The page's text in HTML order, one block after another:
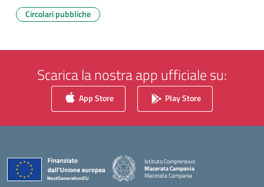
Circolari pubbliche
Scarica la nostra app ufficiale su:
App Store Play Store
Istituto Comprensivo
Macerata Campania
Macerata Campania
— Visita la pagina iniziale della scuola